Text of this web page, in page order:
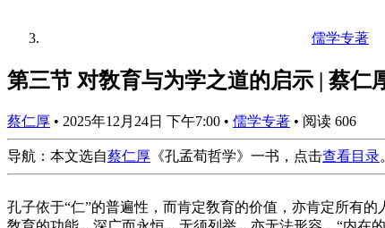
儒学专著
第三节 对敎育与为学之道的启示 | 蔡
蔡仁厚 • 2025年12月24日 下午7:00 • 儒学专著 • 阅读 606
导航：本文选自蔡仁厚 《孔孟荀哲学》一书，点击查看目录
孔子依于“仁”的普遍性，而肯定敎育的价值，亦肯定所有的